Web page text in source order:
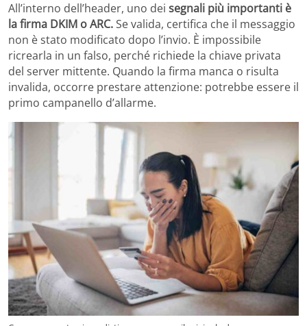
All’interno dell’header, uno dei segnali più importanti è
la firma DKIM o ARC.Se valida, certifica che il messaggio
non è stato modificato dopo l’invio. È impossibile
ricrearla in un falso, perché richiede la chiave privata
del server mittente. Quando la firma manca o risulta
invalida, occorre prestare attenzione: potrebbe essere il
primo campanello d’allarme.